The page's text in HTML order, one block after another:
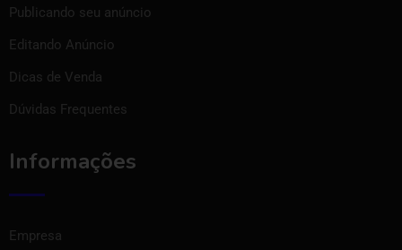
Publicando seu anúncio
Editando Anúncio
Dicas de Venda
Dúvidas Frequentes
Informações
Empresa